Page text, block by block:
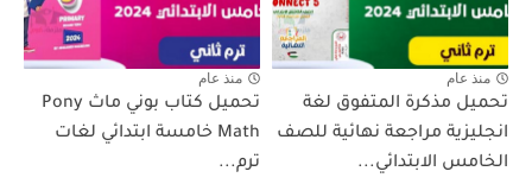
منذ عام
تحميل مذكرة المتفوق لغة
انجليزية مراجعة نهائية للصف
الخامس الابتدائي...
منذ عام
تحميل كتاب بوني ماث Pony
Math خامسة ابتدائي لغات
ترم...